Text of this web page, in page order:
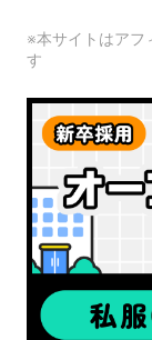
※本サイトはアフ
す